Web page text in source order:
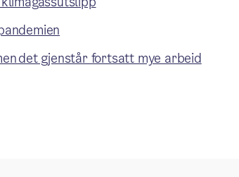
det gjenstår fortsatt mye arbeid